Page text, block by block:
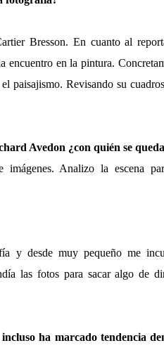
Bresson. En cuanto al
en la pintura.
paisajismo. Revisando su
Avedon ¿con quién se
Analizo la escena
y desde muy pequeño me
las fotos para sacar algo de
ha marcado tendencia